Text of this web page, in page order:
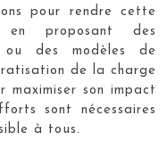
pour rendre cette
en proposant des
ou des modèles de
de la charge
maximiser son impact
sont nécessaires
à tous.